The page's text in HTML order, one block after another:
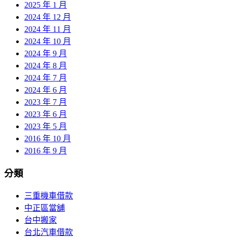
2025 年 1 月
2024 年 12 月
2024 年 11 月
2024 年 10 月
2024 年 9 月
2024 年 8 月
2024 年 7 月
2024 年 6 月
2023 年 7 月
2023 年 6 月
2023 年 5 月
2016 年 10 月
2016 年 9 月
分類
三重機車借款
中正區當舖
台中搬家
台北汽車借款